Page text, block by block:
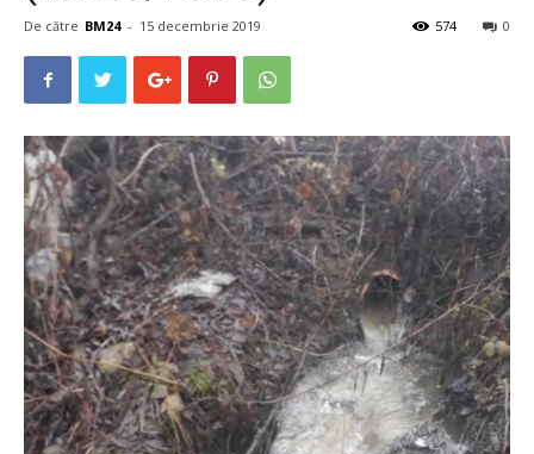
De către BM24 - 15 decembrie 2019 0
574